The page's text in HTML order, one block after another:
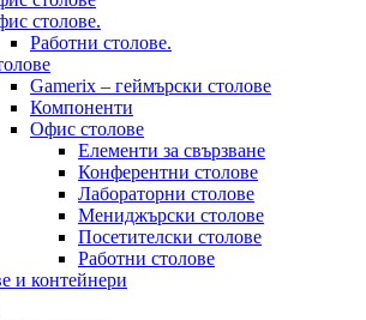
столове.
Работни столове.
Gamerix – геймърски столове
Компоненти
Офис столове
Елементи за свързване
Конферентни столове
Лабораторни столове
Мениджърски столове
Посетителски столове
Работни столове
и контейнери